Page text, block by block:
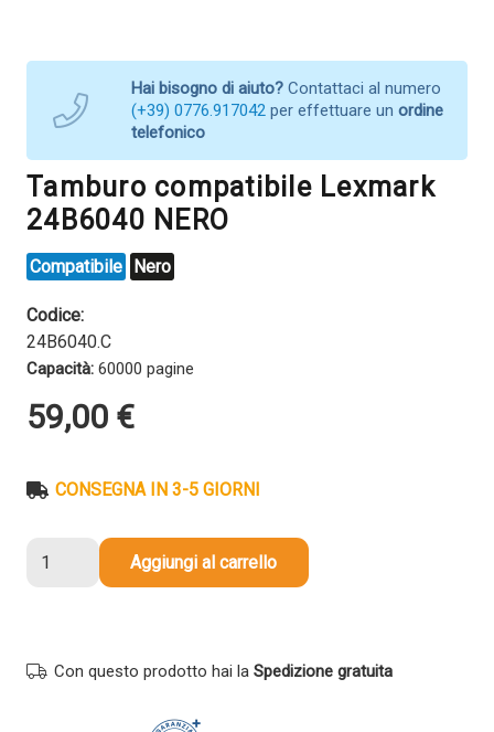
Hai bisogno di aiuto? Contattaci al numero
(+39) 0776.917042 per effettuare un ordine
telefonico
Tamburo compatibile Lexmark
24B6040 NERO
Compatibile Nero
Codice:
24B6040.C
Capacità: 60000 pagine
59,00 €
CONSEGNA IN 3-5 GIORNI
compatibile
quantità
Aggiungi al carrello
Con questo prodotto hai la Spedizione gratuita